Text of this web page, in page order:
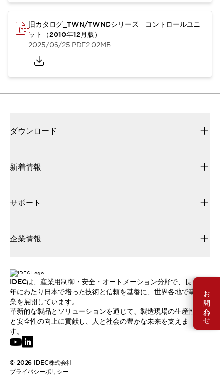
お問い合わせ
旧カタログ_TWN/TWNDシリーズ コントロールユニ
ット（2010年12月版）
2025/06/25.PDF2.02MB
ダウンロード
新着情報
サポート
企業情報
IDECは、産業用制御・安全・オートメーション分野で、長
年にわたり日本で培った技術と信頼を基盤に、世界各地で事
業を展開しています。
革新的な製品とソリューションを通じて、製造現場の生産性
と安全性の向上に貢献し、人と社会の豊かな未来を支えま
す。
© 2026 IDEC株式会社
プライバシーポリシー